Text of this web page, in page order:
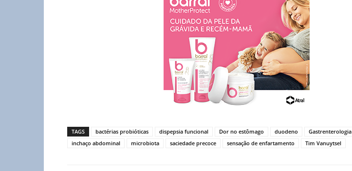
TAGS bactérias probióticas dispepsia funcional Dor no estômago duodeno
Gastrenterologia
inchaço abdominal
microbiota saciedade precoce sensação de enfartamento Tim Vanuytsel